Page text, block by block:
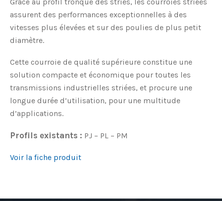
assurent des performances exceptionnelles à des
vitesses plus élevées et sur des poulies de plus petit
diamètre.
Cette courroie de qualité supérieure constitue une
solution compacte et économique pour toutes les
transmissions industrielles striées, et procure une
longue durée d’utilisation, pour une multitude
d’applications.
Profils existants : PJ – PL – PM
Voir la fiche produit